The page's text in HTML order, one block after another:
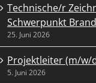
Technische/r
Schwerpunkt
25. Juni 2026
Projektleiter (m/w/
5. Juni 2026